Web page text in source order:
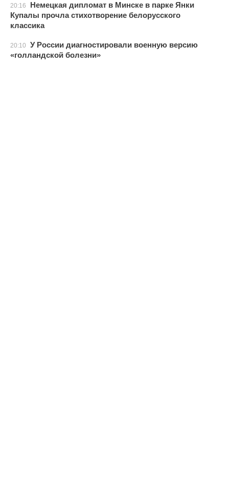
20:16
Немецкая дипломат в Минске в парке Янки
Купалы прочла стихотворение белорусского
классика
20:10
У России диагностировали военную версию
«голландской болезни»